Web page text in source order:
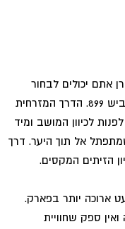
אתם יכולים לבחור
באחת משתי הדרכים הבאות שיוצאות מכביש 899. הדרך המזרחית
לכיוון המושב ומיד
אל תוך היער. דרך
ארוכה יותר בפארק.
ספק שחוויית